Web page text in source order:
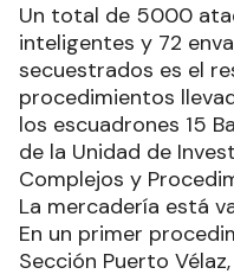
Un total de 5000
inteligentes y 72
secuestrados es el
procedimientos
los escuadrones 15
de la Unidad de
Complejos y
La mercadería está
En un primer
Sección Puerto